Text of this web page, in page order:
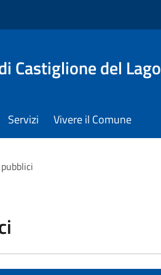
Castiglione del Lago
Servizi Vivere il Comune